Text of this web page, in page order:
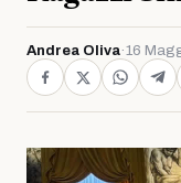
Andrea Oliva·16